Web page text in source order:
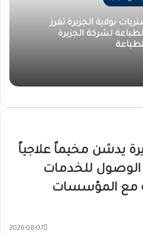
بولاية الجزيرة تفرز
لشركة الجزيرة
يدشن مخيماً علاجياً
الوصول للخدمات
مع المؤسسات
2026-08-07